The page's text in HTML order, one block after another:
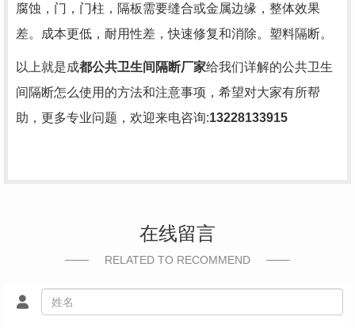
腐蚀，门，门柱，隔板需要缝合或金属边缘，整体效果
差。成本更低，耐用性差，快速修复和消除。塑料隔断。
以上就是成都公共卫生间隔断厂家给我们详解的公共卫生
间隔断怎么使用的方法和注意事项，希望对大家有所帮
助，更多专业问题，欢迎来电咨询:13228133915
在线留言
RELATED TO RECOMMEND